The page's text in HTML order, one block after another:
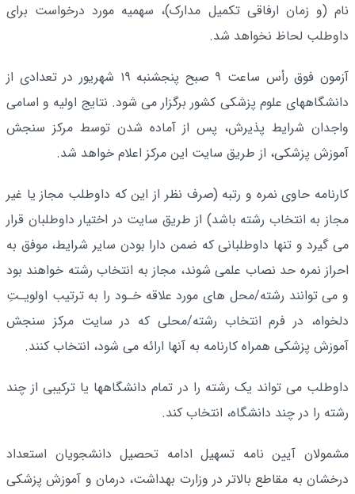
نام (و زمان ارفاقی تکمیل مدارک)، سهمیه مورد درخواست برای
داوطلب لحاظ نخواهد شد.
آزمون فوق رأس ساعت ٩ صبح پنجشنبه ۱۹ شهریور در تعدادی از
دانشگاههای علوم پزشکی کشور برگزار می شود. نتایج اولیه و اسامی
واجدان شرایط پذیرش، پس از آماده شدن توسط مرکز سنجش
آموزش پزشکی، از طریق سایت این مرکز اعلام خواهد شد.
کارنامه حاوی نمره و رتبه (صرف نظر از این که داوطلب مجاز یا غیر
مجاز به انتخاب رشته باشد) از طریق سایت در اختیار داوطلبان قرار
می گیرد و تنها داوطلبانی که ضمن دارا بودن سایر شرایط، موفق به
احراز نمره حد نصاب علمی شوند، مجاز به انتخاب رشته خواهند بود
و می توانند رشته/محل های مورد علاقه خـود را به ترتیب اولویـتِ
دلخواه، در فرم انتخاب رشته/محلی که در سایت مرکز سنجش
آموزش پزشکی همراه کارنامه به آنها ارائه می شود، انتخاب کنند.
داوطلب می تواند یک رشته را در تمام دانشگاهها یا ترکیبی از چند
رشته را در چند دانشگاه، انتخاب کند.
مشمولان آیین نامه تسهیل ادامه تحصیل دانشجویان استعداد
درخشان به مقاطع بالاتر در وزارت بهداشت، درمان و آموزش پزشکی